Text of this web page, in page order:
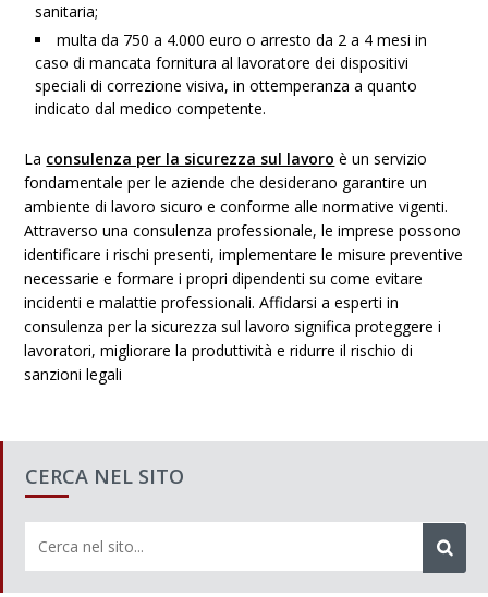
sanitaria;
multa da 750 a 4.000 euro o arresto da 2 a 4 mesi in
caso di mancata fornitura al lavoratore dei dispositivi
speciali di correzione visiva, in ottemperanza a quanto
indicato dal medico competente.
La consulenza per la sicurezza sul lavoro è un servizio
fondamentale per le aziende che desiderano garantire un
ambiente di lavoro sicuro e conforme alle normative vigenti.
Attraverso una consulenza professionale, le imprese possono
identificare i rischi presenti, implementare le misure preventive
necessarie e formare i propri dipendenti su come evitare
incidenti e malattie professionali. Affidarsi a esperti in
consulenza per la sicurezza sul lavoro significa proteggere i
lavoratori, migliorare la produttività e ridurre il rischio di
sanzioni legali
CERCA NEL SITO